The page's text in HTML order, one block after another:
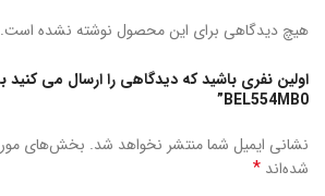
هیچ دیدگاهی برای این محصول نوشته نشده است.
اولین نفری باشید که دیدگاهی را ارسال می کنید
BEL554MB0”
نشانی ایمیل شما منتشر نخواهد شد. بخش‌های
شده‌اند *